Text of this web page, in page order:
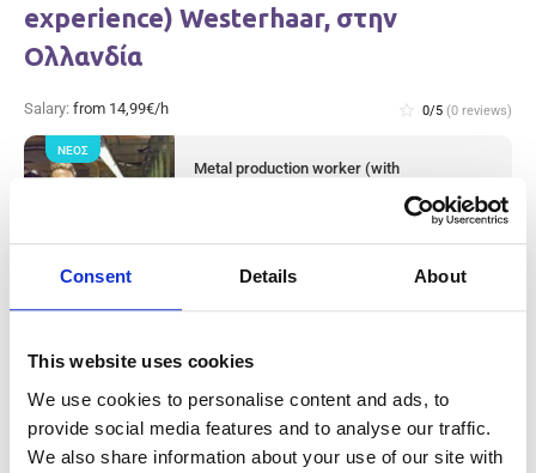
Consent Details About
This website uses cookies
We use cookies to personalise content and ads, to
provide social media features and to analyse our traffic.
We also share information about your use of our site with
experience) Westerhaar, στην
Ολλανδία
Salary: from 14,99€/h star_border 0/5 (0 reviews)
Metal production worker (with
ΝΈΟΣ
Meat Factory Production Worker &
Cleaner (with experience) Haarlem,